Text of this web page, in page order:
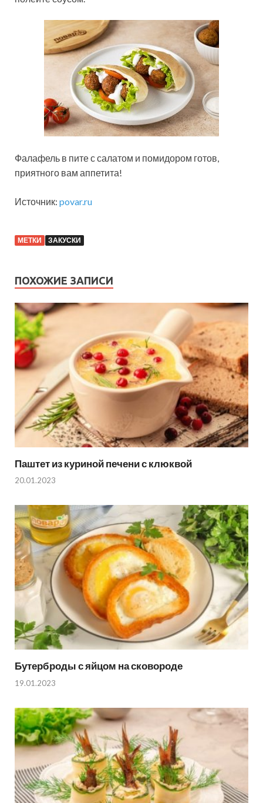
Фалафель в пите с салатом и помидором готов,
приятного вам аппетита!
Источник: povar.ru
МЕТКИ ЗАКУСКИ
ПОХОЖИЕ ЗАПИСИ
Паштет из куриной печени с клюквой
20.01.2023
Бутерброды с яйцом на сковороде
19.01.2023